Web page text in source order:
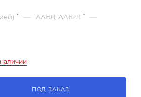
— ААБЛ, ААБ2Л —
ПОД ЗАКАЗ